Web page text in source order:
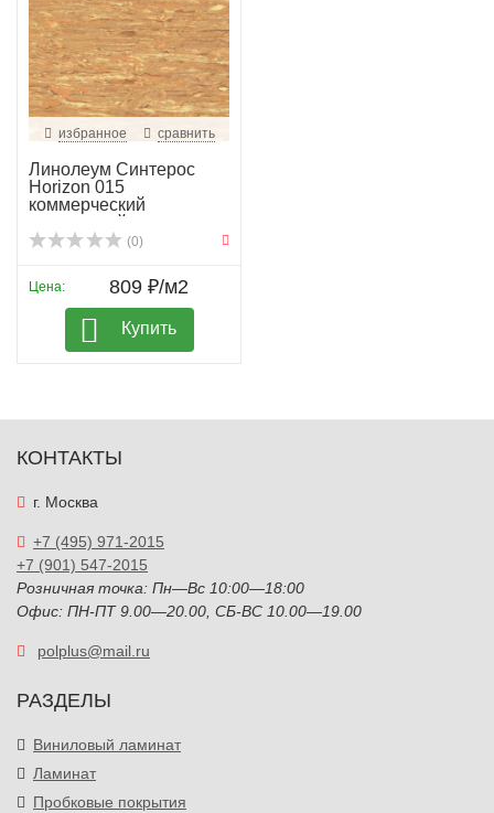
избранное сравнить
Линолеум Синтерос
Horizon 015
коммерческий
гомогенный
(0)
Цена: 809 ₽/м2
Купить
КОНТАКТЫ
г. Москва
+7 (495) 971-2015
+7 (901) 547-2015
Розничная точка: Пн—Вс 10:00—18:00
Офис: ПН-ПТ 9.00—20.00, СБ-ВС 10.00—19.00
polplus@mail.ru
РАЗДЕЛЫ
Виниловый ламинат
Ламинат
Пробковые покрытия